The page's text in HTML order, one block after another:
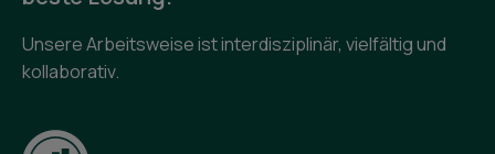
Unsere Arbeitsweise ist interdisziplinär, vielfältig und
kollaborativ.